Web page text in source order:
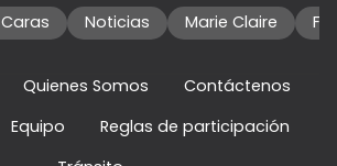
Caras Noticias Marie Claire
Quienes Somos
Contáctenos
Equipo
Reglas de participación